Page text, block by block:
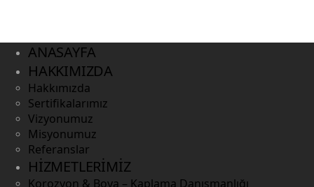
ANASAYFA
HAKKIMIZDA
Hakkımızda
Sertifikalarımız
Vizyonumuz
Misyonumuz
Referanslar
HİZMETLERİMİZ
Korozyon & Boya – Kaplama Danışmanlığı